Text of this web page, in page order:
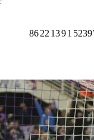
8622 1391